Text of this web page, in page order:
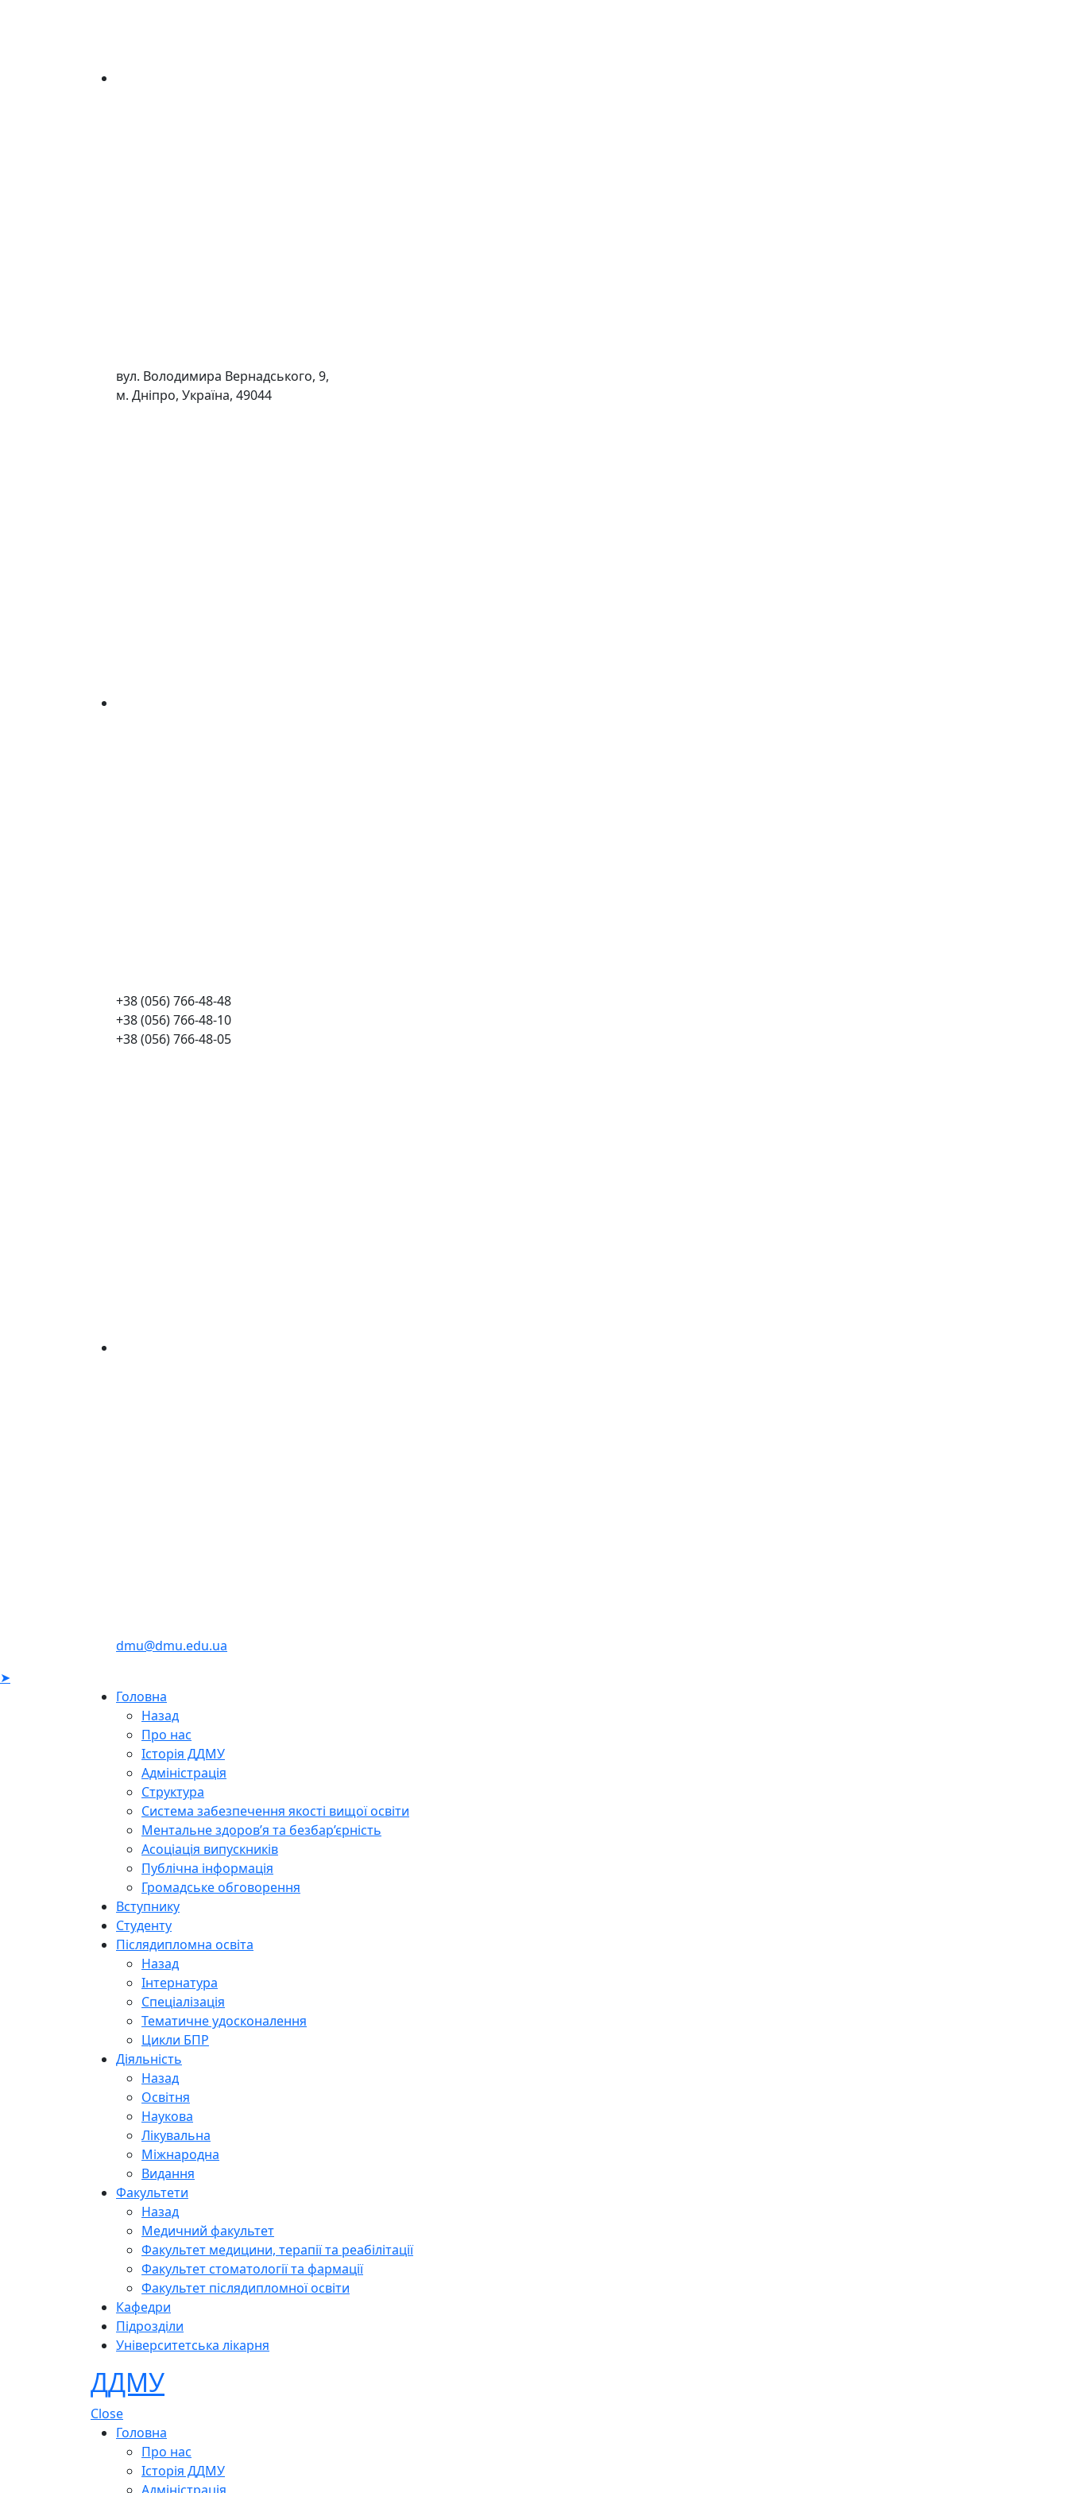
вул. Володимира Вернадського, 9,
м. Дніпро, Україна, 49044
+38 (056) 766-48-48
+38 (056) 766-48-10
+38 (056) 766-48-05
dmu@dmu.edu.ua
➤
Головна
Назад
Про нас
Історія ДДМУ
Адміністрація
Структура
Система забезпечення якості вищої освіти
Ментальне здоров’я та безбар’єрність
Асоціація випускників
Публічна інформація
Громадське обговорення
Вступнику
Студенту
Післядипломна освіта
Назад
Інтернатура
Спеціалізація
Тематичне удосконалення
Цикли БПР
Діяльність
Назад
Освітня
Наукова
Лікувальна
Міжнародна
Видання
Факультети
Назад
Медичний факультет
Факультет медицини, терапії та реабілітації
Факультет стоматології та фармації
Факультет післядипломної освіти
Кафедри
Підрозділи
Університетська лікарня
ДДМУ
Close
Головна
Про нас
Історія ДДМУ